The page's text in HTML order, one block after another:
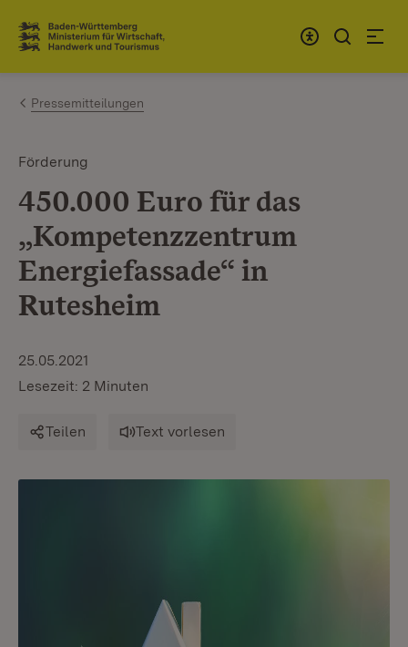
Zum Inhalt springen
Link zur Startseite
Pressemitteilungen
Förderung
450.000 Euro für das
„Kompetenzzentrum
Energiefassade“ in
Rutesheim
25.05.2021
Lesezeit: 2 Minuten
Teilen Text vorlesen